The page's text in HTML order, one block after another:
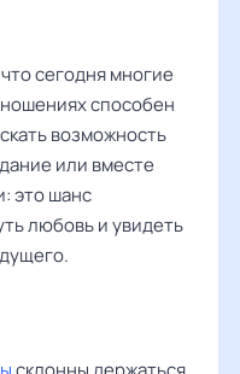
сегодня многие
способен
возможность
или вместе
это шанс
любовь и увидеть